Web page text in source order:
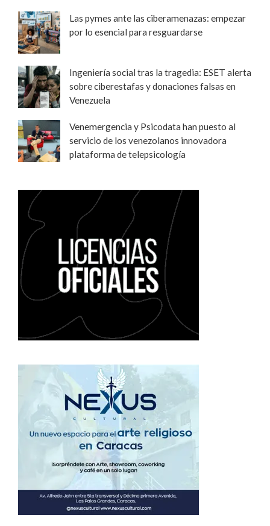
Las pymes ante las ciberamenazas: empezar
por lo esencial para resguardarse
Ingeniería social tras la tragedia: ESET alerta
sobre ciberestafas y donaciones falsas en
Venezuela
Venemergencia y Psicodata han puesto al
servicio de los venezolanos innovadora
plataforma de telepsicología